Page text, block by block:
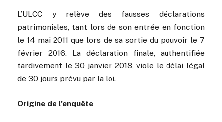
L’ULCC y relève des fausses déclarations
patrimoniales, tant lors de son entrée en fonction
le 14 mai 2011 que lors de sa sortie du pouvoir le 7
février 2016. La déclaration finale, authentifiée
tardivement le 30 janvier 2018, viole le délai légal
de 30 jours prévu par la loi.
Origine de l’enquête